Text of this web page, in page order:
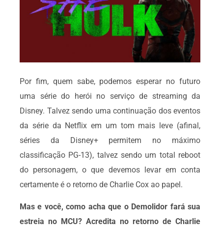
Por fim, quem sabe, podemos esperar no futuro
uma série do herói no serviço de streaming da
Disney. Talvez sendo uma continuação dos eventos
da série da Netflix em um tom mais leve (afinal,
séries da Disney+ permitem no máximo
classificação PG-13), talvez sendo um total reboot
do personagem, o que devemos levar em conta
certamente é o retorno de Charlie Cox ao papel.
Mas e você, como acha que o Demolidor fará sua
estreia no MCU? Acredita no retorno de Charlie